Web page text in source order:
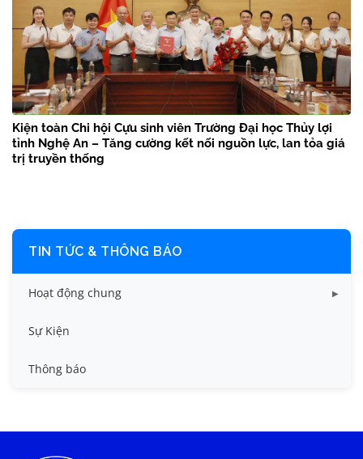
Kiện toàn Chi hội Cựu sinh viên Trường Đại học Thủy lợi
tỉnh Nghệ An – Tăng cường kết nối nguồn lực, lan tỏa giá
trị truyền thống
TIN TỨC & THÔNG BÁO
Hoạt động chung
Tin công tác sinh viên
Tin đào tạo
Tin tức chung
Sự Kiện
Thông báo